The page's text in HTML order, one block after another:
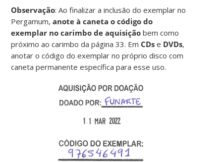
Observação: Ao finalizar a inclusão do exemplar no
Pergamum,anote à caneta o código do
exemplar no carimbo de aquisição bem como
próximo ao carimbo da página 33. Em CDs e DVDs,
anotar o código do exemplar no próprio disco com
caneta permanente específica para esse uso.